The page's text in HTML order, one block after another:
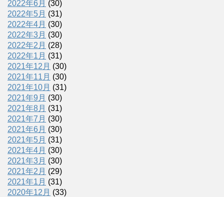
2022年6月 (30)
2022年5月 (31)
2022年4月 (30)
2022年3月 (30)
2022年2月 (28)
2022年1月 (31)
2021年12月 (30)
2021年11月 (30)
2021年10月 (31)
2021年9月 (30)
2021年8月 (31)
2021年7月 (30)
2021年6月 (30)
2021年5月 (31)
2021年4月 (30)
2021年3月 (30)
2021年2月 (29)
2021年1月 (31)
2020年12月 (33)